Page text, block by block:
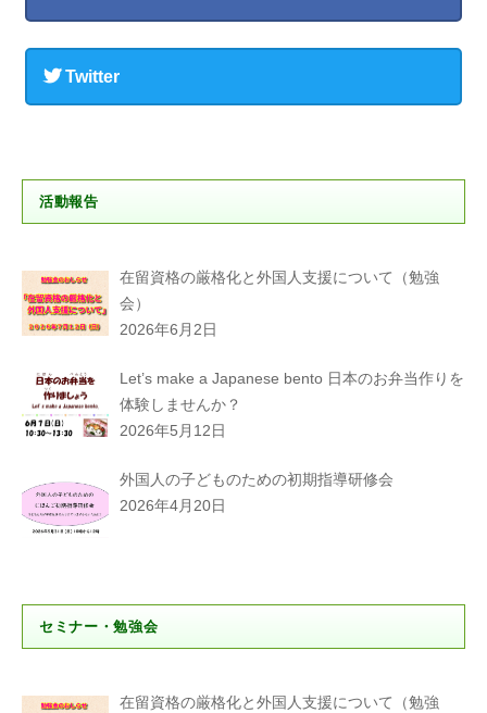
Twitter
活動報告
在留資格の厳格化と外国人支援について（勉強
会）
2026年6月2日
Let’s make a Japanese bento 日本のお弁当作りを
体験しませんか？
2026年5月12日
外国人の子どものための初期指導研修会
2026年4月20日
セミナー・勉強会
在留資格の厳格化と外国人支援について（勉強